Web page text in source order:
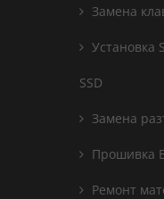
Замена
Установка
SSD
Замена
Прошивка
Ремонт